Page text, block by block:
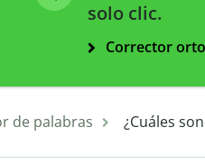
solo clic.
Corrector
de palabras ¿Cuáles